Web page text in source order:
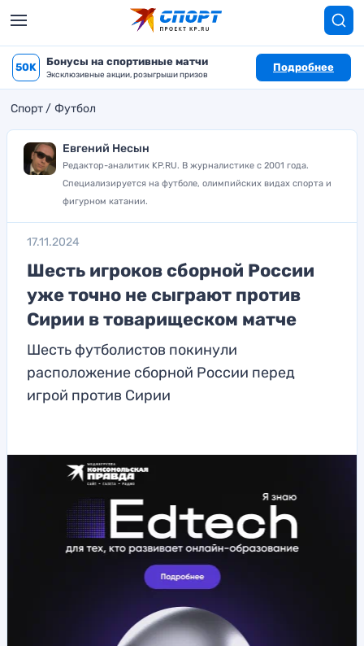
50K Бонусы на спортивные матчи
Эксклюзивные акции, розыгрыши призов
Подробнее
Спорт Футбол
Евгений Несын
Редактор-аналитик KP.RU. В журналистике с 2001 года.
Специализируется на футболе, олимпийских видах спорта и
фигурном катании.
17.11.2024
Шесть игроков сборной России
уже точно не сыграют против
Сирии в товарищеском матче
Шесть футболистов покинули
расположение сборной России перед
игрой против Сирии